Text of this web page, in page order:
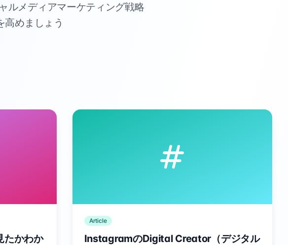
ルメディアマーケティング戦略
高めましょう
たかわか
Article
InstagramのDigital Creator（デジタル